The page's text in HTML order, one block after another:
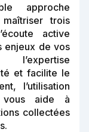
approche
trois
active
enjeux de vos
l’expertise
et facilite le
l’utilisation
vous aide à
collectées